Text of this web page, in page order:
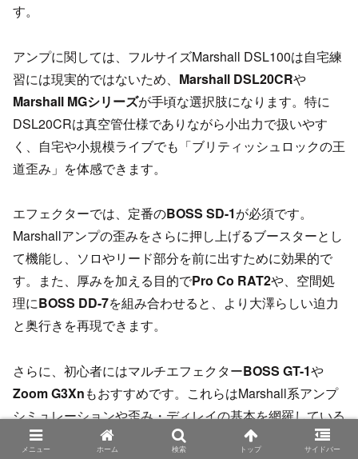
す。
アンプに関しては、フルサイズMarshall DSL100は自宅練
習には現実的ではないため、 Marshall DSL20CRや
Marshall MGシリーズが手頃な選択肢になります。特に
DSL20CRは真空管仕様でありながら小出力で扱いやす
く、自宅や小規模ライブでも「ブリティッシュロックの王
道歪み」を体感できます。
エフェクターでは、定番のBOSS SD-1が必須です。
Marshallアンプの歪みをさらに押し上げるブースターとし
て機能し、ソロやリード部分を前に出すために効果的で
す。また、厚みを加える目的でPro Co RAT2や、空間処
理にBOSS DD-7を組み合わせると、より大澤らしい迫力
と奥行きを再現できます。
さらに、初心者にはマルチエフェクターBOSS GT-1や
Zoom G3Xnもおすすめです。これらはMarshall系アンプ
シミュレーションや歪み・ディレイの基本を網羅している
ため、「大澤サウンドの要素をまとめて体感できる」点で
メニュー ホーム 検索 トップ サイドバー